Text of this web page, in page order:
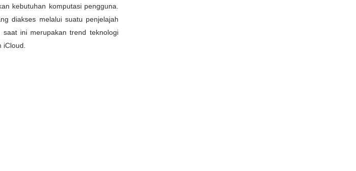
kebutuhan komputasi pengguna.
diakses melalui suatu penjelajah
ini merupakan trend teknologi